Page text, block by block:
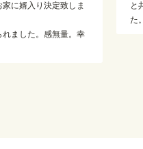
家に譲渡決定致しまし